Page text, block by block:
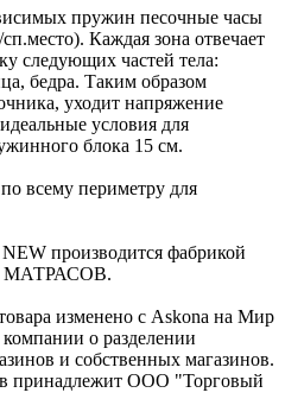
пружин песочные часы
Каждая зона отвечает
следующих частей тела:
бедра. Таким образом
уходит напряжение
условия для
блока 15 см.
всему периметру для
производится фабрикой
МАТРАСОВ.
изменено с Askona на Мир
о разделении
и собственных магазинов.
принадлежит ООО "Торговый